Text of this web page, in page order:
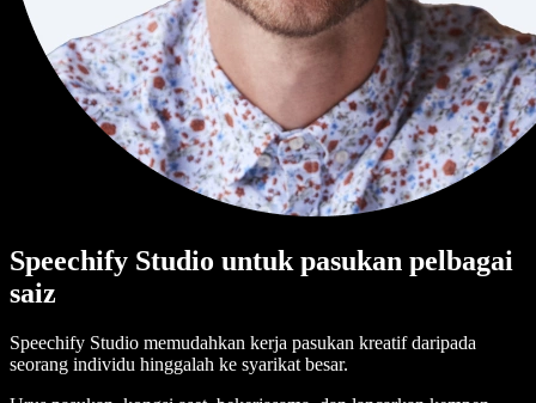
Speechify Studio untuk pasukan pelbagai
saiz
Speechify Studio memudahkan kerja pasukan kreatif daripada
seorang individu hinggalah ke syarikat besar.